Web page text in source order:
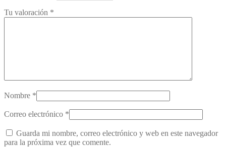
Tu valoración *
Nombre *
Correo electrónico *
Guarda mi nombre, correo electrónico y web en este navegador
para la próxima vez que comente.